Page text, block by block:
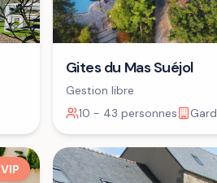
Gites du Mas Suéjol
Gestion libre
10 - 43 personnes
Gard
VIP